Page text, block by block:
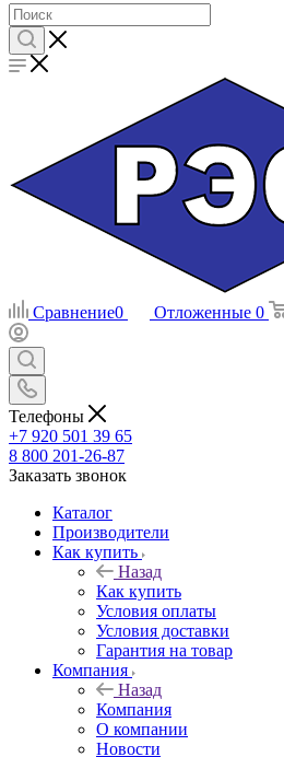
Сравнение0 Отложенные 0
Телефоны
+7 920 501 39 65
8 800 201-26-87
Заказать звонок
Каталог
Производители
Как купить
Назад
Как купить
Условия оплаты
Условия доставки
Гарантия на товар
Компания
Назад
Компания
О компании
Новости